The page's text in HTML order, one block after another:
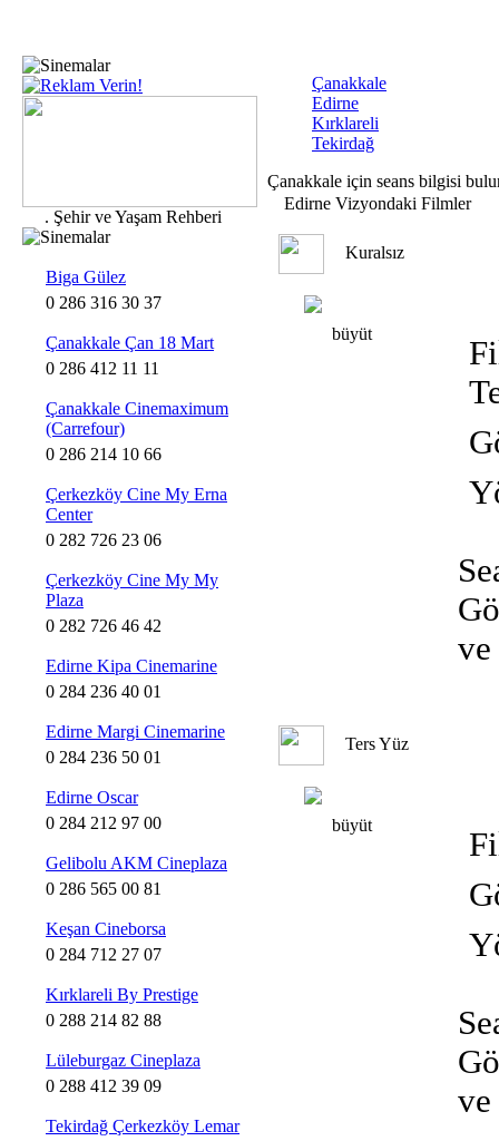
. Şehir ve Yaşam Rehberi
Biga Gülez
0 286 316 30 37
Çanakkale Çan 18 Mart
0 286 412 11 11
Çanakkale Cinemaximum
(Carrefour)
0 286 214 10 66
Çerkezköy Cine My Erna
Center
0 282 726 23 06
Çerkezköy Cine My My
Plaza
0 282 726 46 42
Edirne Kipa Cinemarine
0 284 236 40 01
Edirne Margi Cinemarine
0 284 236 50 01
Edirne Oscar
0 284 212 97 00
Gelibolu AKM Cineplaza
0 286 565 00 81
Keşan Cineborsa
0 284 712 27 07
Kırklareli By Prestige
0 288 214 82 88
Lüleburgaz Cineplaza
0 288 412 39 09
Tekirdağ Çerkezköy Lemar
Çanakkale
Edirne
Kırklareli
Tekirdağ
Çanakkale için seans bilgisi
Edirne Vizyondaki Filmler
Kuralsız
büyüt
Ters Yüz
büyüt